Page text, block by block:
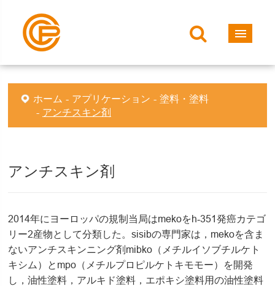
ホーム アプリケーション
塗料・塗料
アンチスキン剤
アンチスキン剤
2014年にヨーロッパの規制当局はmekoをh‐351発癌カテゴ
リー2産物として分類した。sisibの専門家は，mekoを含ま
ないアンチスキンニング剤mibko（メチルイソブチルケト
キシム）とmpo（メチルプロピルケトキモモー）を開発
し，油性塗料，アルキド塗料，エポキシ塗料用の油性塗料